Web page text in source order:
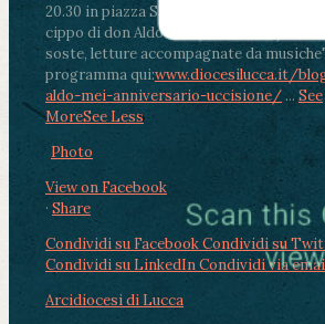
20.30 in piazza San Michele con
cippo di don Aldo Mei (Porta Elisa).
soste, letture accompagnate da musiche
programma qui:www.diocesilucca.it/
aldo-mei-anniversario-uccisione/ ... See
MoreSee Less
Photo
View on Facebook
· Share
Condividi su FacebookCondividi su
Condividi su LinkedInCondividi via
Arcidiocesi di Lucca